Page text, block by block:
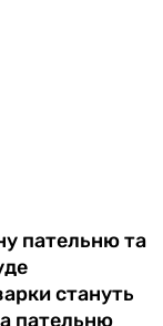
пательню та
стануть
пательню